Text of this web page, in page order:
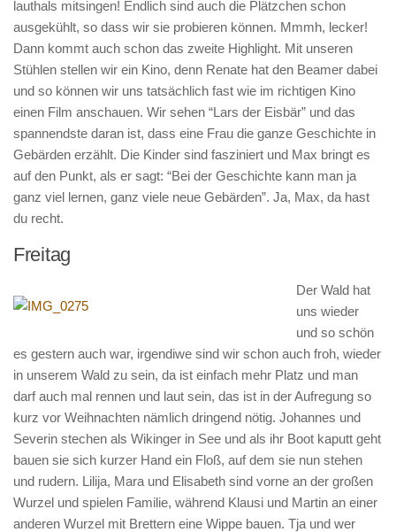
lauthals mitsingen! Endlich sind auch die Plätzchen schon
ausgekühlt, so dass wir sie probieren können. Mmmh, lecker!
Dann kommt auch schon das zweite Highlight. Mit unseren
Stühlen stellen wir ein Kino, denn Renate hat den Beamer dabei
und so können wir uns tatsächlich fast wie im richtigen Kino
einen Film anschauen. Wir sehen “Lars der Eisbär” und das
spannendste daran ist, dass eine Frau die ganze Geschichte in
Gebärden erzählt. Die Kinder sind fasziniert und Max bringt es
auf den Punkt, als er sagt: “Bei der Geschichte kann man ja
ganz viel lernen, ganz viele neue Gebärden”. Ja, Max, da hast
du recht.
Freitag
Der Wald hat
uns wieder
und so schön
es gestern auch war, irgendiwe sind wir schon auch froh, wieder
in unserem Wald zu sein, da ist einfach mehr Platz und man
darf auch mal rennen und laut sein, das ist in der Aufregung so
kurz vor Weihnachten nämlich dringend nötig. Johannes und
Severin stechen als Wikinger in See und als ihr Boot kaputt geht
bauen sie sich kurzer Hand ein Floß, auf dem sie nun stehen
und rudern. Lilija, Mara und Elisabeth sind vorne an der großen
Wurzel und spielen Familie, während Klausi und Martin an einer
anderen Wurzel mit Brettern eine Wippe bauen. Tja und wer